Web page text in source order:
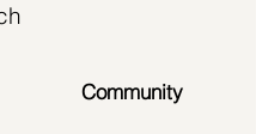
Community